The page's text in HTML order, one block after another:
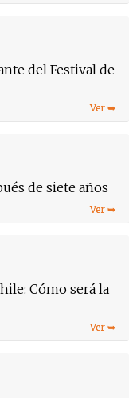
del Festival de
de siete años
Cómo será la